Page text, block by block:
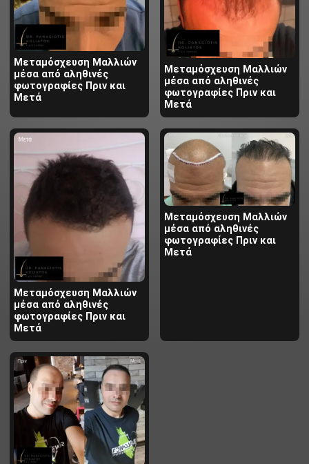
Μεταμόσχευση Μαλλιών
μέσα από αληθινές
φωτογραφίες Πριν και
Μετά
Μεταμόσχευση Μαλλιών
μέσα από αληθινές
φωτογραφίες Πριν και
Μετά
Μεταμόσχευση Μαλλιών
μέσα από αληθινές
φωτογραφίες Πριν και
Μετά
Μεταμόσχευση Μαλλιών
μέσα από αληθινές
φωτογραφίες Πριν και
Μετά